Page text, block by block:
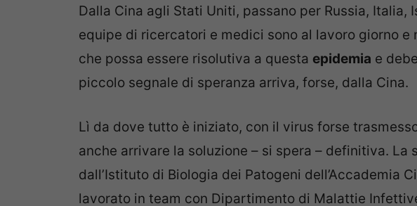
Dalla Cina agli Stati Uniti, passano per Russia, Italia,
equipe di ricercatori e medici sono al lavoro giorno e
che possa essere risolutiva a questa epidemia e
piccolo segnale di speranza arriva, forse, dalla Cina.
Lì da dove tutto è iniziato, con il virus forse
anche arrivare la soluzione – si spera – definitiva. La
dall’Istituto di Biologia dei Patogeni dell’Accademia
lavorato in team con Dipartimento di Malattie